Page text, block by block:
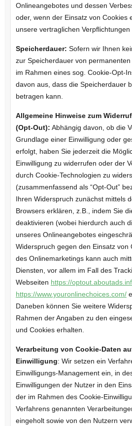
Onlineangebotes und dessen
oder, wenn der Einsatz von Cookies
unsere vertraglichen Verpflichtungen
Speicherdauer: Sofern wir Ihnen
zur Speicherdauer von permanenten
im Rahmen eines sog. Cookie-Opt-
davon aus, dass die Speicherdauer
betragen kann.
Allgemeine Hinweise zum
(Opt-Out): Abhängig davon, ob die
Grundlage einer Einwilligung oder
erfolgt, haben Sie jederzeit die
Einwilligung zu widerrufen oder der
durch Cookie-Technologien zu
(zusammenfassend als “Opt-Out”
Ihren Widerspruch zunächst mittels
Browsers erklären, z.B., indem Sie
deaktivieren (wobei hierdurch auch
unseres Onlineangebotes
Widerspruch gegen den Einsatz von
des Onlinemarketings kann auch
Diensten, vor allem im Fall des
Webseiten https://
https://www.youronlinechoices.com/
Daneben können Sie weitere
Rahmen der Angaben zu den
und Cookies erhalten.
Verarbeitung von Cookie-Daten
Einwilligung: Wir setzen ein
Einwilligungs-Management ein, in
Einwilligungen der Nutzer in den
der im Rahmen des Cookie-
Verfahrens genannten
eingeholt sowie von den Nutzern